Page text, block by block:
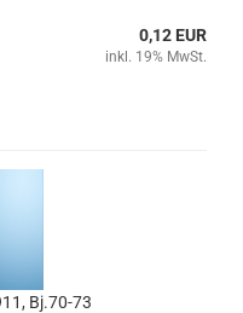
0,12 EUR
inkl. 19% MwSt.
Bj.70-73